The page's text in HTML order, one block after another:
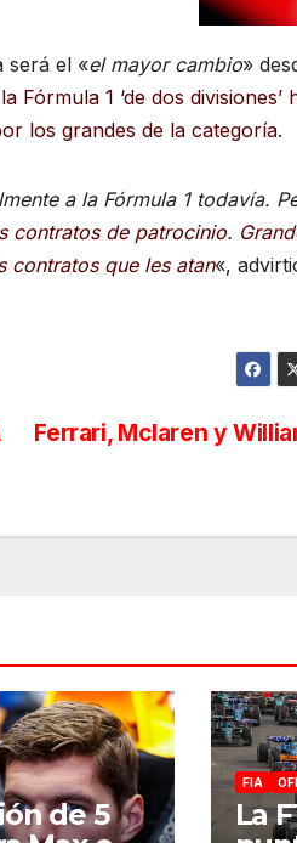
será el «el mayor cambio»
Fórmula 1 ‘de dos
los grandes de la categoría.
a la Fórmula 1 todavía.
de patrocinio.
contratos que les atan«,
Ferrari, Mclaren y
de 5
FIA
La